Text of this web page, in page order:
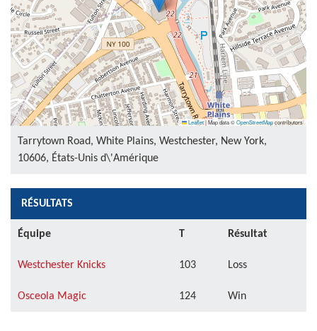
Leaflet|Map data ©OpenStreetMapcontributors
Tarrytown Road, White Plains, Westchester, New York,
10606, États-Unis d\'Amérique
RÉSULTATS
Équipe T Résultat
Westchester Knicks 103 Loss
Osceola Magic 124 Win